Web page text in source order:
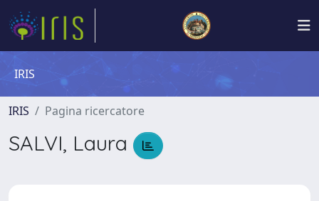
IRIS
IRIS Pagina ricercatore
SALVI, Laura